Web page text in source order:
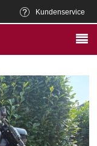
Kundenservice